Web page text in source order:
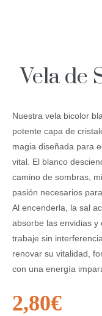
Vela de
Nuestra vela bicolor
potente capa de
magia diseñada para
vital. El blanco
camino de sombras,
pasión necesarios
Al encenderla, la sal
absorbe las envidias y
trabaje sin
renovar su vitalidad,
con una energía
2,80€